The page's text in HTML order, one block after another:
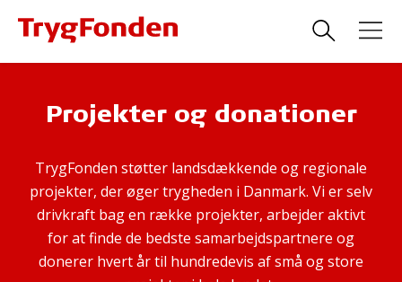
Projekter og donationer
TrygFonden støtter landsdækkende og regionale
projekter, der øger trygheden i Danmark. Vi er selv
drivkraft bag en række projekter, arbejder aktivt
for at finde de bedste samarbejdspartnere og
donerer hvert år til hundredevis af små og store